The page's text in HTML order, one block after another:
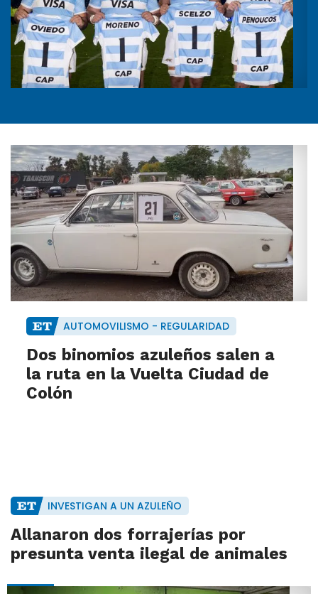
AUTOMOVILISMO - REGULARIDAD
Dos binomios azuleños salen a
la ruta en la Vuelta Ciudad de
Colón
INVESTIGAN A UN AZULEÑO
Allanaron dos forrajerías por
presunta venta ilegal de animales